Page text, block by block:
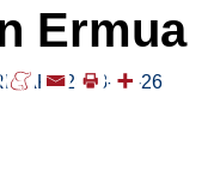
Ermua
/2018-01-26